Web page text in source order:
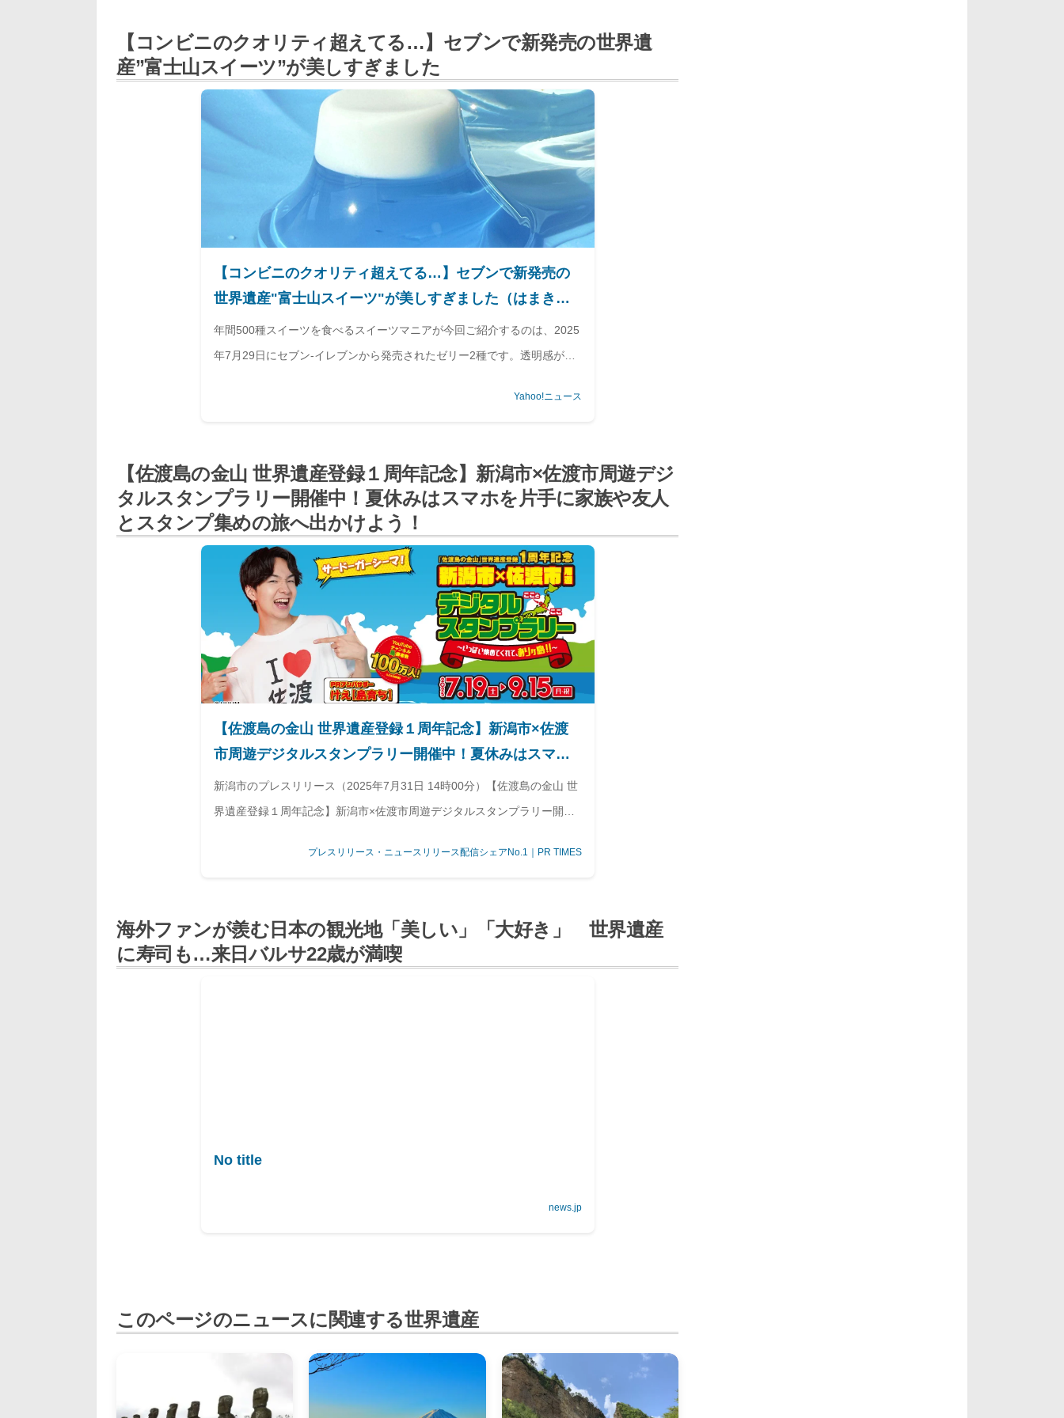
【コンビニのクオリティ超えてる…】セブンで新発売の世界遺
産”富士山スイーツ”が美しすぎました
【コンビニのクオリティ超えてる…】セブンで新発売の
世界遺産"富士山スイーツ"が美しすぎました（はまき
り） - エキスパート - Yahoo!ニュース
年間500種スイーツを食べるスイーツマニアが今回ご紹介するのは、2025
年7月29日にセブン-イレブンから発売されたゼリー2種です。透明感があ
Yahoo!ニュース
【佐渡島の金山 世界遺産登録１周年記念】新潟市×佐渡市周遊デジ
タルスタンプラリー開催中！夏休みはスマホを片手に家族や友人
とスタンプ集めの旅へ出かけよう！
【佐渡島の金山 世界遺産登録１周年記念】新潟市×佐渡
市周遊デジタルスタンプラリー開催中！夏休みはスマホ
を片手に家族や友人とスタンプ集めの旅へ出かけよう！
新潟市のプレスリリース（2025年7月31日 14時00分）【佐渡島の金山 世
界遺産登録１周年記念】新潟市×佐渡市周遊デジタルスタンプラリー開催
プレスリリース・ニュースリリース配信シェアNo.1｜PR TIMES
海外ファンが羨む日本の観光地「美しい」「大好き」 世界遺産
に寿司も…来日バルサ22歳が満喫
No title
news.jp
このページのニュースに関連する世界遺産